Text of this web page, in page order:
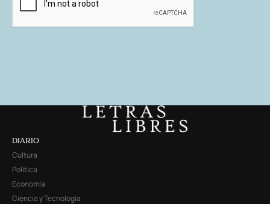
DIARIO
Cultura
Política
Economía
Ciencia y Tecnología